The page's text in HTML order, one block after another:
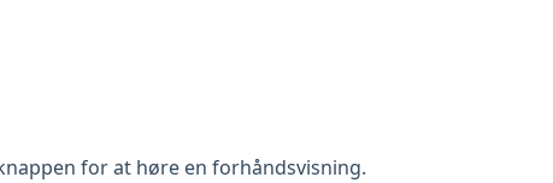
for at høre en forhåndsvisning.